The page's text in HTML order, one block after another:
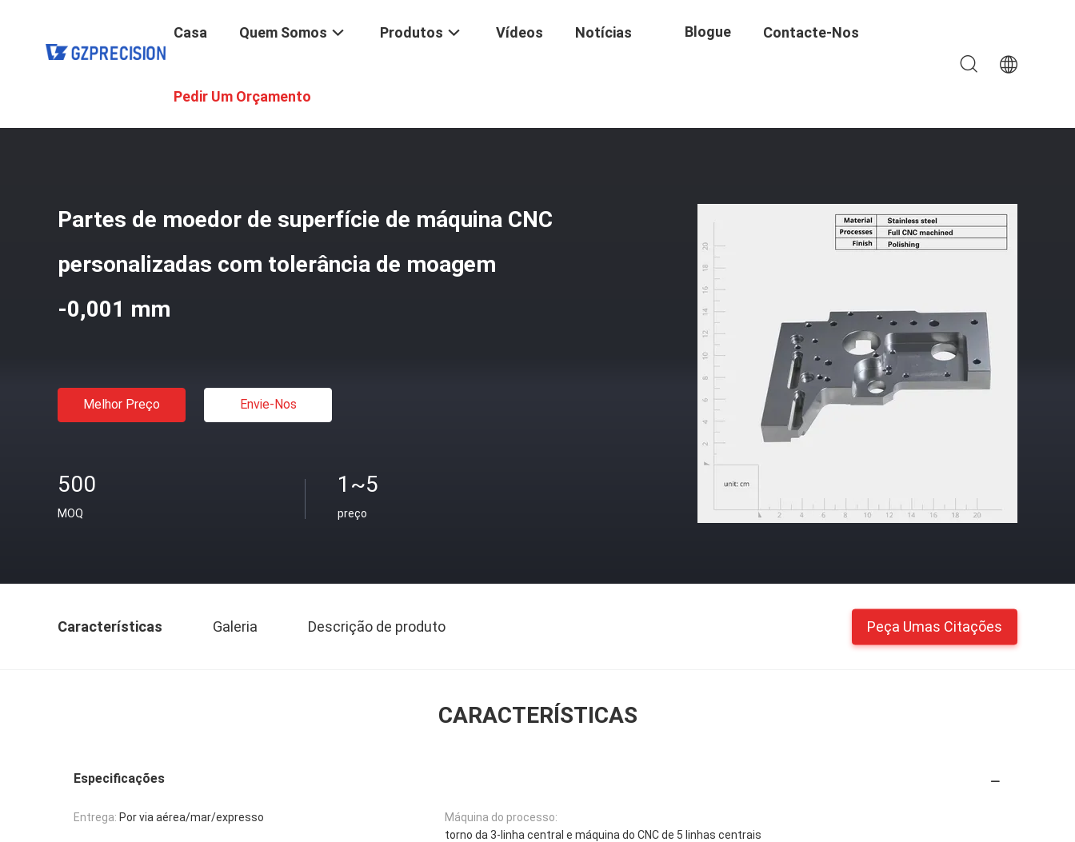
Casa Quem Somos Produtos Vídeos Notícias Blogue Contacte-Nos
Pedir Um Orçamento
Partes de moedor de superfície de máquina CNC
personalizadas com tolerância de moagem
-0,001 mm
Melhor Preço Envie-Nos
500
MOQ
1~5
preço
Características Galeria Descrição de produto Peça Umas Citações
CARACTERÍSTICAS
Especificações
Entrega: Por via aérea/mar/expresso
Máquina do processo:
torno da 3-linha central e máquina do CNC de 5 linhas centrais